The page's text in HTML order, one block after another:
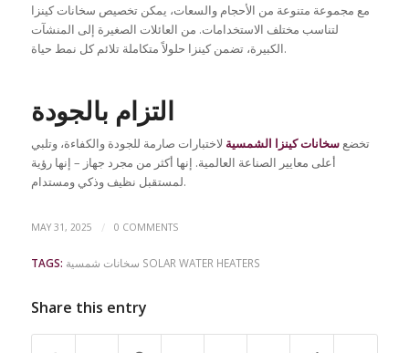
مع مجموعة متنوعة من الأحجام والسعات، يمكن تخصيص سخانات كينزا
لتناسب مختلف الاستخدامات. من العائلات الصغيرة إلى المنشآت
الكبيرة، تضمن كينزا حلولاً متكاملة تلائم كل نمط حياة.
التزام بالجودة
تخضعسخانات كينزا الشمسية لاختبارات صارمة للجودة والكفاءة، وتلبي
أعلى معايير الصناعة العالمية. إنها أكثر من مجرد جهاز – إنها رؤية
لمستقبل نظيف وذكي ومستدام.
MAY 31, 2025 / 0 COMMENTS
TAGS: سخانات شمسية SOLAR WATER HEATERS
Share this entry